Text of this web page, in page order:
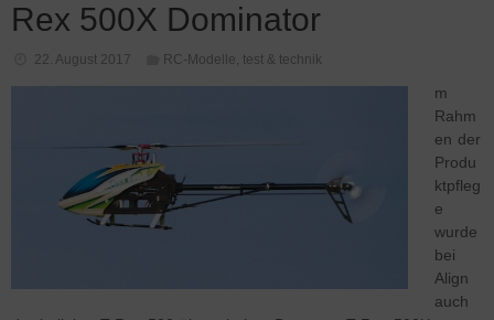
Rex 500X Dominator
22. August 2017 RC-Modelle, test & technik
m
Rahm
en der
Produ
ktpfleg
e
wurde
bei
Align
auch